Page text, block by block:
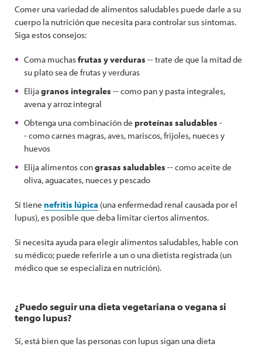
Comer una variedad de alimentos saludables puede darle a su
cuerpo la nutrición que necesita para controlar sus síntomas.
Siga estos consejos:
Coma muchasfrutas y verduras -- trate de que la mitad de
su plato sea de frutas y verduras
Elijagranos integrales -- como pan y pasta integrales,
avena y arroz integral
Obtenga una combinación de proteínas saludables -
- como carnes magras, aves, mariscos, frijoles, nueces y
huevos
Elija alimentos congrasas saludables -- como aceite de
oliva, aguacates, nueces y pescado
Si tiene nefritis lúpica (una enfermedad renal causada por el
lupus), es posible que deba limitar ciertos alimentos.
Si necesita ayuda para elegir alimentos saludables, hable con
su médico; puede referirle a un o una dietista registrada (un
médico que se especializa en nutrición).
¿Puedo seguir una dieta vegetariana o vegana si
tengo lupus?
Sí, está bien que las personas con lupus sigan una dieta